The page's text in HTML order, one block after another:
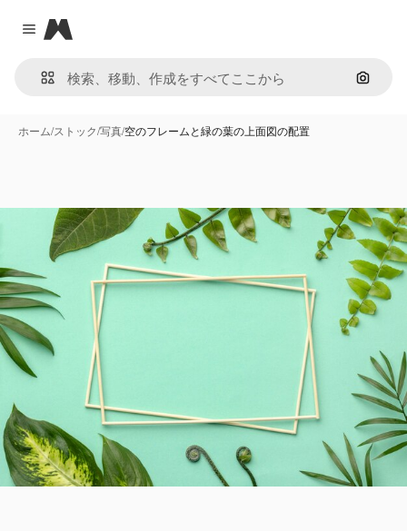
Close menu
Magnific
画像で
ホーム/ストック/写真/空のフレームと緑の葉の上面図の配置